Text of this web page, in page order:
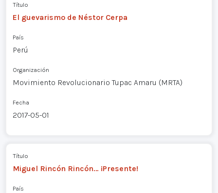
Título
El guevarismo de Néstor Cerpa
País
Perú
Organización
Movimiento Revolucionario Tupac Amaru (MRTA)
Fecha
2017-05-01
Título
Miguel Rincón Rincón… ¡Presente!
País